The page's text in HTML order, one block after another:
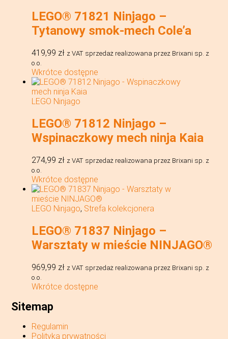
LEGO® 71821 Ninjago –
Tytanowy smok-mech Cole’a
419,99 zł z VAT sprzedaż realizowana przez Brixani sp. z
o.o.
Wkrótce dostępne
LEGO Ninjago
LEGO® 71812 Ninjago –
Wspinaczkowy mech ninja Kaia
274,99 zł z VAT sprzedaż realizowana przez Brixani sp. z
o.o.
Wkrótce dostępne
LEGO Ninjago, Strefa kolekcjonera
LEGO® 71837 Ninjago –
Warsztaty w mieście NINJAGO®
969,99 zł z VAT sprzedaż realizowana przez Brixani sp. z
o.o.
Wkrótce dostępne
Sitemap
Regulamin
Polityka prywatności